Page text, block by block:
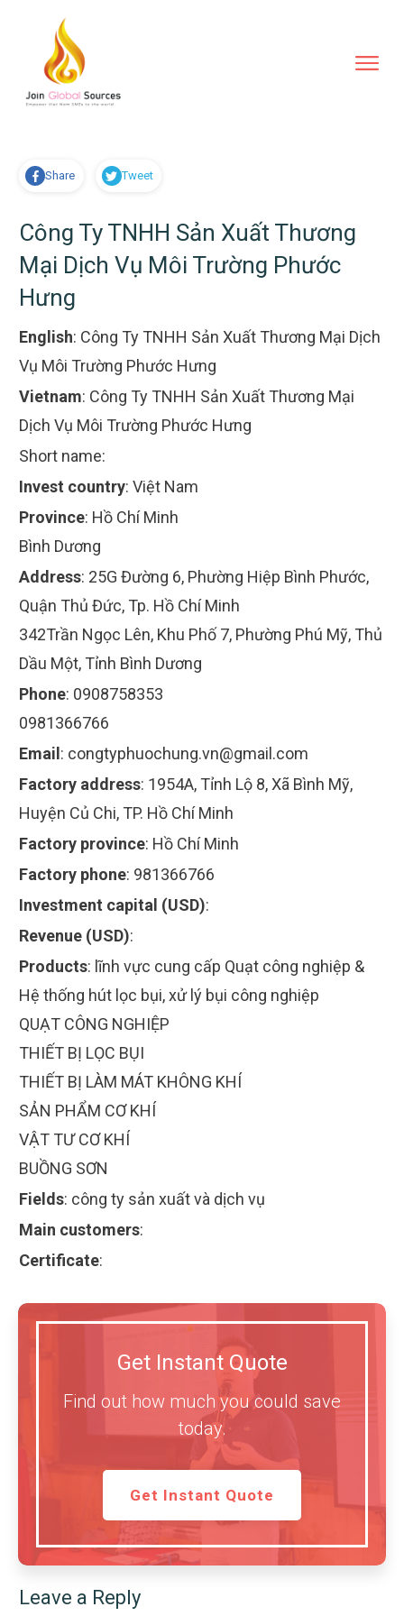
Share Tweet
Công Ty TNHH Sản Xuất Thương
Mại Dịch Vụ Môi Trường Phước
Hưng
English: Công Ty TNHH Sản Xuất Thương Mại Dịch
Vụ Môi Trường Phước Hưng
Vietnam: Công Ty TNHH Sản Xuất Thương Mại
Dịch Vụ Môi Trường Phước Hưng
Short name:
Invest country: Việt Nam
Province: Hồ Chí Minh
Bình Dương
Address: 25G Đường 6, Phường Hiệp Bình Phước,
Quận Thủ Đức, Tp. Hồ Chí Minh
342Trần Ngọc Lên, Khu Phố 7, Phường Phú Mỹ, Thủ
Dầu Một, Tỉnh Bình Dương
Phone: 0908758353
0981366766
Email : congtyphuochung.vn@gmail.com
Factory address: 1954A, Tỉnh Lộ 8, Xã Bình Mỹ,
Huyện Củ Chi, TP. Hồ Chí Minh
Factory province: Hồ Chí Minh
Factory phone: 981366766
Investment capital (USD):
Revenue (USD):
Products: lĩnh vực cung cấp Quạt công nghiệp &
Hệ thống hút lọc bụi, xử lý bụi công nghiệp
QUẠT CÔNG NGHIỆP
THIẾT BỊ LỌC BỤI
THIẾT BỊ LÀM MÁT KHÔNG KHÍ
SẢN PHẨM CƠ KHÍ
VẬT TƯ CƠ KHÍ
BUỒNG SƠN
Fields: công ty sản xuất và dịch vụ
Main customers:
Certificate:
Get Instant Quote
Find out how much you could save
today.
Get Instant Quote
Leave a Reply